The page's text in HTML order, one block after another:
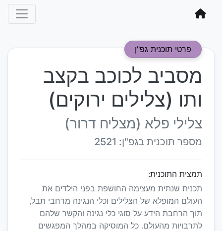
פרטי תוכנית גפ"ן
מסביב לכוכב בקצב
ותו (צלילים ירוקים)
צלילי פלא (מצליח דרור)
מספר תוכנית בגפ"ן: 2521
תמצית התוכנית:
תכנית שנתית מעצימה החושפת בפני הילדים את
העולם המופלא של הצלילים וכלי הנגינה מרחבי תבל,
תוך הרחבת הידע על סוגי כלי נגינה והקשר שלהם
לתרבויות מהעולם. כל המוסיקה במהלך המפגשים